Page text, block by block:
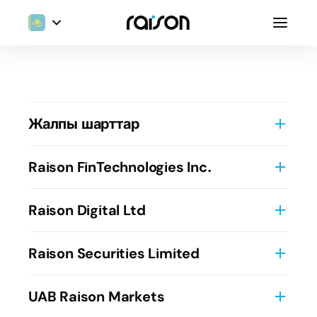
Жалпы шарттар
Веб-сайт пен Мобильді қосымша
пайдаланудың шарттары
Стандартты әлеуметтік медиа ашып
Cookie саясаты
Raison FinTechnologies Inc.
Компания туралы мәліметтер
Raison Digital Ltd
Пайдалану шарттары
Raison Securities Limited
Шартқа дейінгі ақпарат пен мәлімдемелер
UAB Raison Markets